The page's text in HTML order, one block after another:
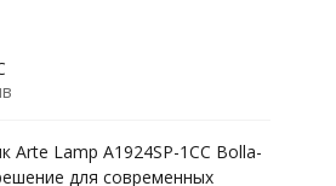
Arte Lamp A1924SP-1CC Bolla-
для современных